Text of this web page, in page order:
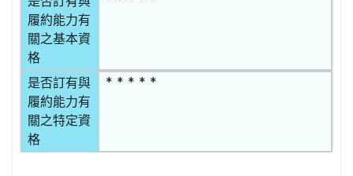
履約能力有
關之基本資
格
是否訂有與
履約能力有
關之特定資
格
* * * * *